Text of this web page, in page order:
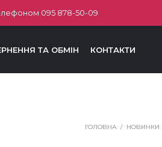
095 878-50-09
ТА ОБМІН КОНТАКТИ
ГОЛОВНА / НОВИНКИ